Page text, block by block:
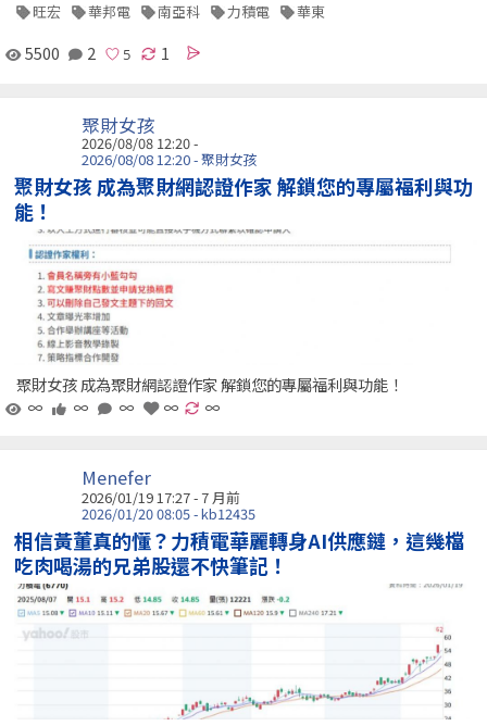
旺宏 華邦電 南亞科 力積電 華東
5500 2 1
聚財女孩
2026/08/08 12:20 -
2026/08/08 12:20 - 聚財女孩
聚財女孩 成為聚財網認證作家 解鎖您的專屬福利與功
能！
聚財女孩 成為聚財網認證作家 解鎖您的專屬福利與功能！
∞
∞ ∞ ∞ ∞
Menefer
2026/01/19 17:27 - 7 月前
2026/01/20 08:05 - kb12435
相信黃董真的懂？力積電華麗轉身AI供應鏈，這幾檔
吃肉喝湯的兄弟股還不快筆記！